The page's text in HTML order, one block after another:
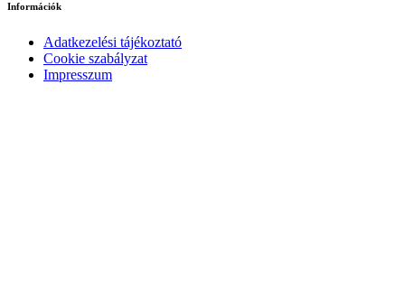
Információk
Adatkezelési tájékoztató
Cookie szabályzat
Impresszum